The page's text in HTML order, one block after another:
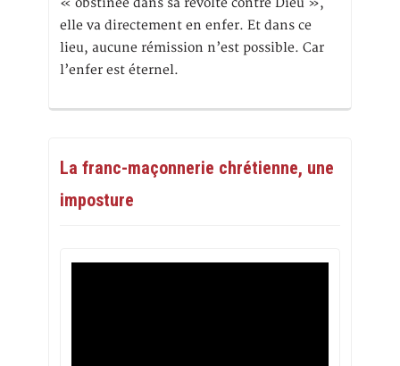
elle va directement en enfer. Et dans ce
lieu, aucune rémission n’est possible. Car
l’enfer est éternel.
La franc-maçonnerie chrétienne, une
imposture